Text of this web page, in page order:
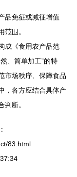
品免征或减征增值
围。
成《食用农产品范
、简单加工”的特
市场秩序、保障食品
，各方应结合具体产
断。
83.html